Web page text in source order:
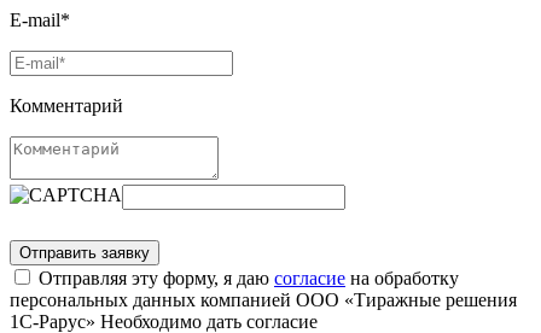
E-mail*
Комментарий
Отправляя эту форму, я даю согласие на обработку
персональных данных компанией ООО «Тиражные решения
1С-Рарус» Необходимо дать согласие